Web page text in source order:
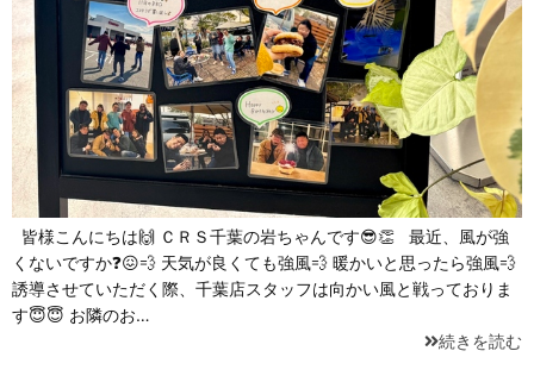
皆様こんにちは🙌 ＣＲＳ千葉の岩ちゃんです😎👏 最近、風が強
くないですか❓😖💨 天気が良くても強風💨 暖かいと思ったら強風💨
誘導させていただく際、千葉店スタッフは向かい風と戦っておりま
す😇😇 お隣のお…
続きを読む